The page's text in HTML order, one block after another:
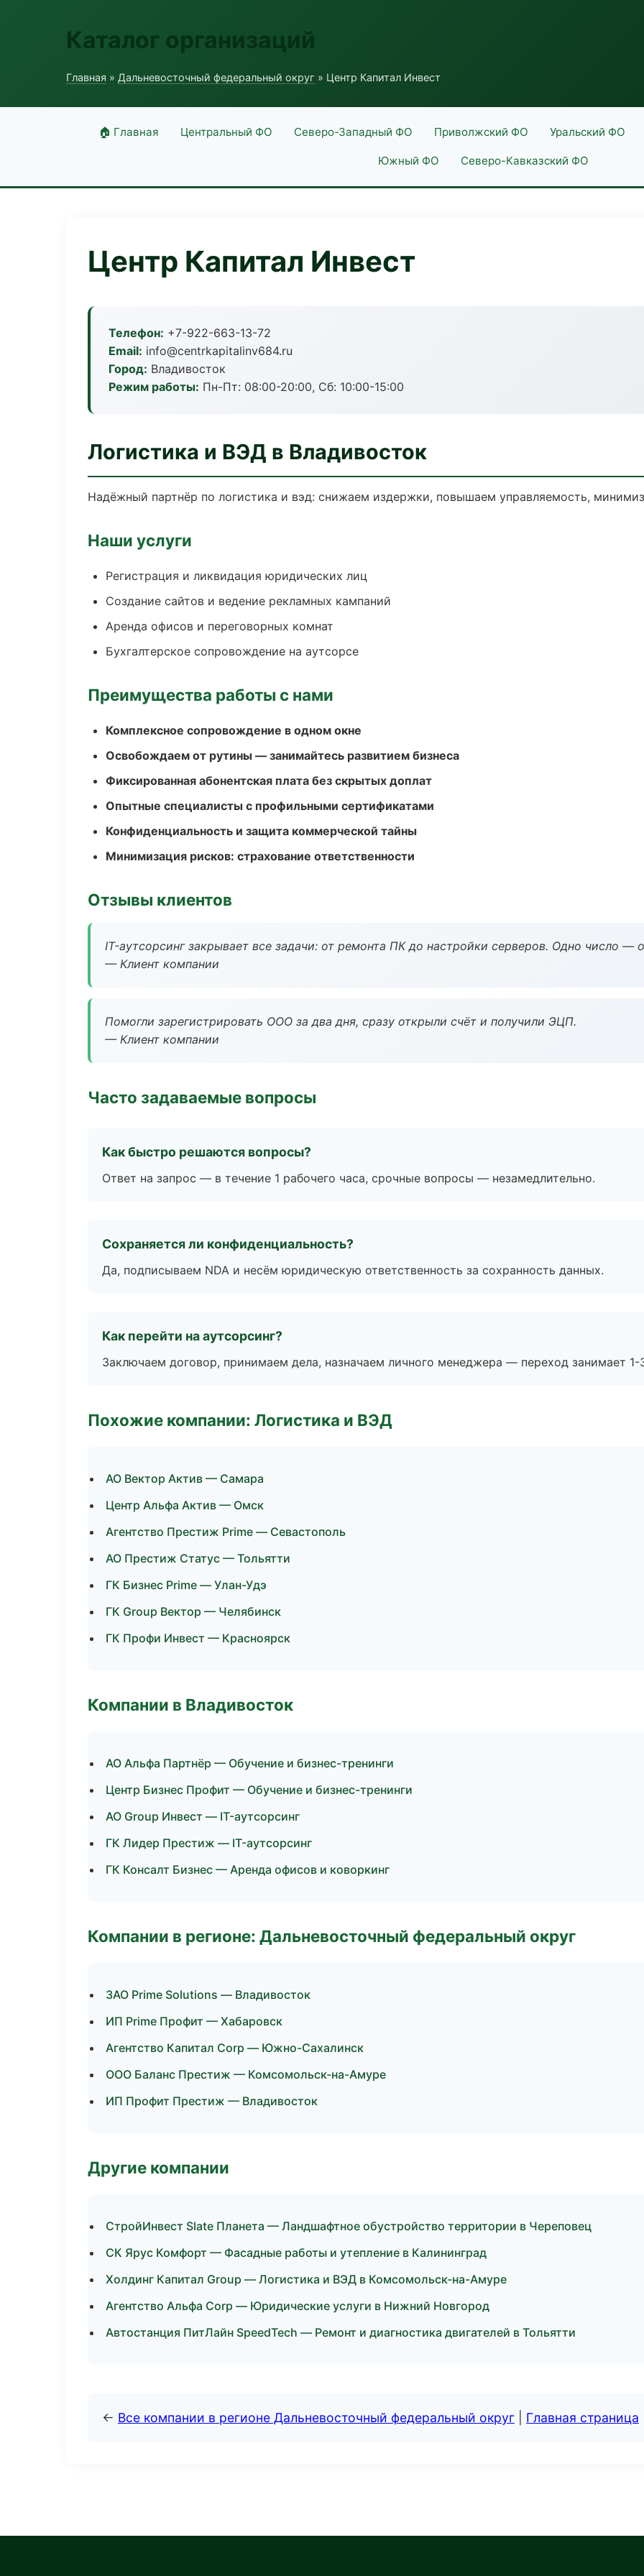
Каталог организаций
Главная » Дальневосточный федеральный округ » Центр Капитал Инвест
🏠 Главная Центральный ФО Северо-Западный ФО Приволжский ФО Уральский ФО
Южный ФО Северо-Кавказский ФО
Центр Капитал Инвест
Телефон: +7-922-663-13-72
Email: info@centrkapitalinv684.ru
Город: Владивосток
Режим работы: Пн-Пт: 08:00-20:00, Сб: 10:00-15:00
Логистика и ВЭД в Владивосток
Надёжный партнёр по логистика и вэд: снижаем издержки, повышаем управляемость,
Наши услуги
Регистрация и ликвидация юридических лиц
Создание сайтов и ведение рекламных кампаний
Аренда офисов и переговорных комнат
Бухгалтерское сопровождение на аутсорсе
Преимущества работы с нами
Комплексное сопровождение в одном окне
Освобождаем от рутины — занимайтесь развитием бизнеса
Фиксированная абонентская плата без скрытых доплат
Опытные специалисты с профильными сертификатами
Конфиденциальность и защита коммерческой тайны
Минимизация рисков: страхование ответственности
Отзывы клиентов
IT-аутсорсинг закрывает все задачи: от ремонта ПК до настройки серверов. Одно число —
— Клиент компании
Помогли зарегистрировать ООО за два дня, сразу открыли счёт и получили ЭЦП.
— Клиент компании
Часто задаваемые вопросы
Как быстро решаются вопросы?
Ответ на запрос — в течение 1 рабочего часа, срочные вопросы — незамедлительно.
Сохраняется ли конфиденциальность?
Да, подписываем NDA и несём юридическую ответственность за сохранность данных.
Как перейти на аутсорсинг?
Заключаем договор, принимаем дела, назначаем личного менеджера — переход занимает 1-
Похожие компании: Логистика и ВЭД
АО Вектор Актив — Самара
Центр Альфа Актив — Омск
Агентство Престиж Prime — Севастополь
АО Престиж Статус — Тольятти
ГК Бизнес Prime — Улан-Удэ
ГК Group Вектор — Челябинск
ГК Профи Инвест — Красноярск
Компании в Владивосток
АО Альфа Партнёр — Обучение и бизнес-тренинги
Центр Бизнес Профит — Обучение и бизнес-тренинги
АО Group Инвест — IT-аутсорсинг
ГК Лидер Престиж — IT-аутсорсинг
ГК Консалт Бизнес — Аренда офисов и коворкинг
Компании в регионе: Дальневосточный федеральный округ
ЗАО Prime Solutions — Владивосток
ИП Prime Профит — Хабаровск
Агентство Капитал Corp — Южно-Сахалинск
ООО Баланс Престиж — Комсомольск-на-Амуре
ИП Профит Престиж — Владивосток
Другие компании
СтройИнвест Slate Планета — Ландшафтное обустройство территории в Череповец
СК Ярус Комфорт — Фасадные работы и утепление в Калининград
Холдинг Капитал Group — Логистика и ВЭД в Комсомольск-на-Амуре
Агентство Альфа Corp — Юридические услуги в Нижний Новгород
Автостанция ПитЛайн SpeedTech — Ремонт и диагностика двигателей в Тольятти
← Все компании в регионе Дальневосточный федеральный округ Главная страница